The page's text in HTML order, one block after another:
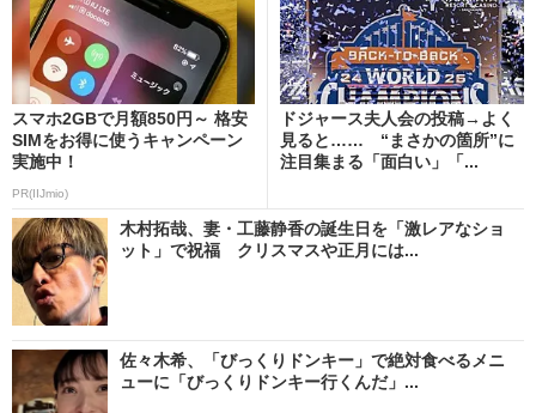
スマホ2GBで月額850円～ 格安
SIMをお得に使うキャンペーン
実施中！
PR(IIJmio)
ドジャース夫人会の投稿→よく
見ると…… “まさかの箇所”に
注目集まる「面白い」「...
木村拓哉、妻・工藤静香の誕生日を「激レアなショ
ット」で祝福 クリスマスや正月には...
佐々木希、「びっくりドンキー」で絶対食べるメニ
ューに「びっくりドンキー行くんだ」...